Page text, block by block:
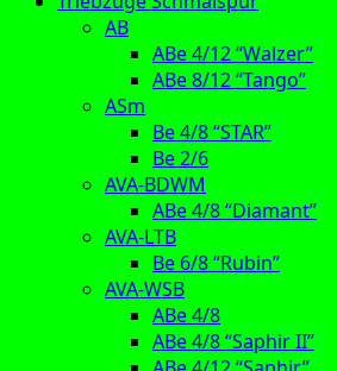
AB
ABe 4/12 “Walzer”
ABe 8/12 “Tango”
ASm
Be 4/8 “STAR”
Be 2/6
AVA-BDWM
ABe 4/8 “Diamant”
AVA-LTB
Be 6/8 “Rubin”
AVA-WSB
ABe 4/8
ABe 4/8 “Saphir II”